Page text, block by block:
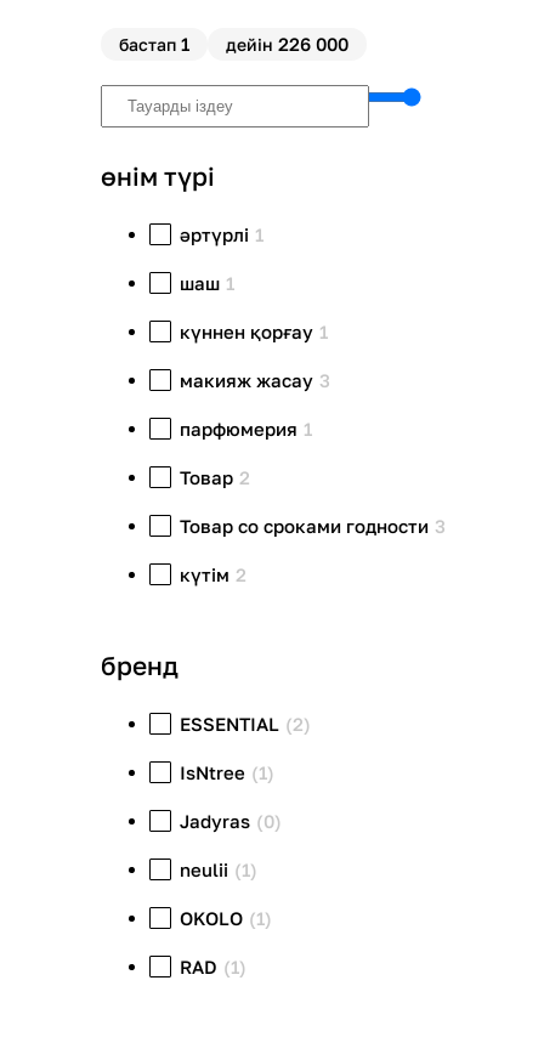
бастап 1 дейін 226 000
өнім түрі
әртүрлі 1
шаш 1
күннен қорғау 1
макияж жасау 3
парфюмерия 1
Товар 2
Товар со сроками годности 3
күтім 2
бренд
ESSENTIAL (2)
IsNtree (1)
Jadyras (0)
neulii (1)
OKOLO (1)
RAD (1)